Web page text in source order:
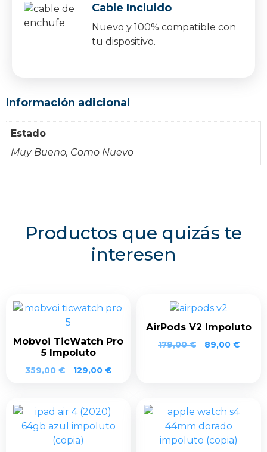
Cable Incluido
Nuevo y 100% compatible con
tu dispositivo.
Información adicional
Estado
Muy Bueno, Como Nuevo
Productos que quizás te
interesen
Mobvoi TicWatch Pro
5 Impoluto
359,00€ 129,00 €
AirPods V2 Impoluto
179,00€ 89,00 €